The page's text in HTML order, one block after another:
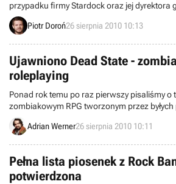
przypadku firmy Stardock oraz jej dyrektora
Wardella ta mądrość ludowa ma niewiele
rzeczywistością. Wbrew wszelkim,
Piotr Doroń26 sierpnia 2010 10:13
Ujawniono Dead State -
roleplaying
Ponad rok temu po raz pierwszy pisaliśmy
zombiakowym RPG tworzonym przez
deweloperów takich jak Troika czy Obsidian.
postanowili, że najwyższy już czas, by
Adrian Werner26 sierpnia 2010 10:11
Pełna lista piosenek z Rock
potwierdzona